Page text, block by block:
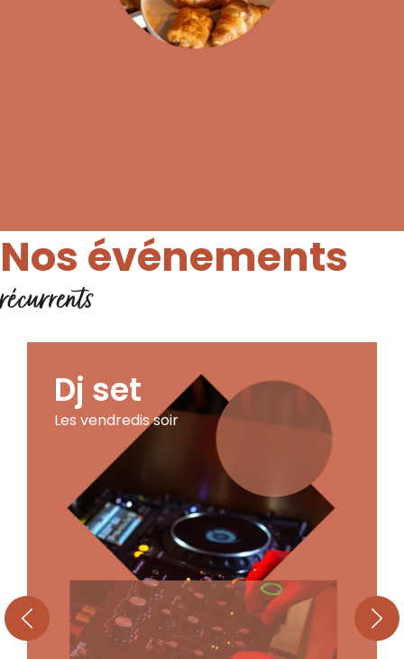
Nos événements
récurrents
Dj set
Les vendredis soir